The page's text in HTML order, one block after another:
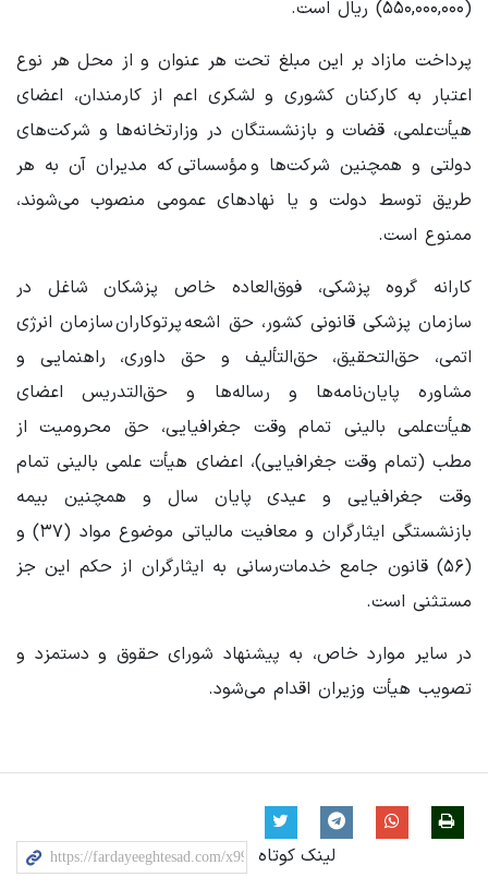
(۵۵۰,۰۰۰,۰۰۰) ریال است.
پرداخت مازاد بر این مبلغ تحت هر عنوان و از محل هر نوع
اعتبار به کارکنان کشوری و لشکری اعم از کارمندان، اعضای
هیأت‌علمی، قضات و بازنشستگان در وزارتخانه‌ها و شرکت‌های
دولتی و همچنین شرکت‌ها و مؤسساتی که مدیران آن به هر
طریق توسط دولت و یا نهادهای عمومی منصوب می‌شوند،
ممنوع است.
کارانه گروه پزشکی، فوق‌العاده خاص پزشکان شاغل در
سازمان پزشکی قانونی کشور، حق اشعه پرتوکاران سازمان انرژی
اتمی، حق‌التحقیق، حق‌التألیف و حق داوری، راهنمایی و
مشاوره پایان‌نامه‌ها و رساله‌ها و حق‌التدریس اعضای
هیأت‌علمی بالینی تمام وقت جغرافیایی، حق محرومیت از
مطب (تمام وقت جغرافیایی)، اعضای هیأت علمی بالینی تمام
وقت جغرافیایی و عیدی پایان سال و همچنین بیمه
بازنشستگی ایثارگران و معافیت مالیاتی موضوع مواد (۳۷) و
(۵۶) قانون جامع خدمات‌رسانی به ایثارگران از حکم این جز
مستثنی است.
در سایر موارد خاص، به پیشنهاد شورای حقوق و دستمزد و
تصویب هیأت وزیران اقدام می‌شود.
لینک کوتاه